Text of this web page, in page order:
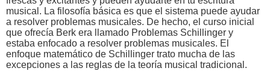
musical. La filosofía básica es que el sistema puede ayudar
a resolver problemas musicales. De hecho, el curso inicial
que ofrecía Berk era llamado Problemas Schillinger y
estaba enfocado a resolver problemas musicales. El
enfoque matemático de Schillinger trato mucha de las
excepciones a las reglas de la teoría musical tradicional.